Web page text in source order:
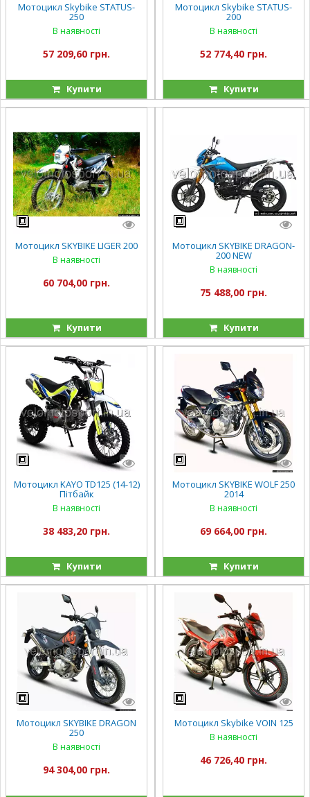
Мотоцикл Skybike STATUS-
250
В наявності
57 209,60 грн.
Купити
Мотоцикл Skybike STATUS-
200
В наявності
52 774,40 грн.
Купити
Мотоцикл SKYBIKE LIGER 200
В наявності
60 704,00 грн.
Купити
Мотоцикл SKYBIKE DRAGON-
200 NEW
В наявності
75 488,00 грн.
Купити
Мотоцикл KAYO TD125 (14-12)
Пітбайк
В наявності
38 483,20 грн.
Купити
Мотоцикл SKYBIKE WOLF 250
2014
В наявності
69 664,00 грн.
Купити
Мотоцикл SKYBIKE DRAGON
250
В наявності
94 304,00 грн.
Мотоцикл Skybike VOIN 125
В наявності
46 726,40 грн.